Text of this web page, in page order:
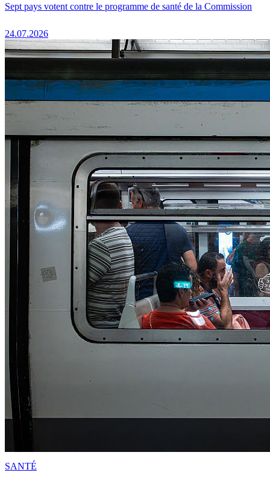
Sept pays votent contre le programme de santé de la Commission
24.07.2026
SANTÉ